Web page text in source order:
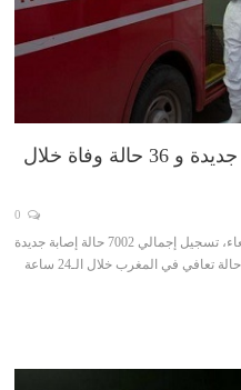
المغرب/كوفيد-19: 7002 إصابة جديدة و 36 حالة وفاة خلال
أعلنت وزارة الصحة والحماية الاجتماعية، الأربعاء، تسجيل إجمالي 7002 حالة إصابة جديدة
بفيروس كورونا المستجد (كوفيد-19) و 8،576 حالة تعافي في المغرب خلال الـ24 ساعة